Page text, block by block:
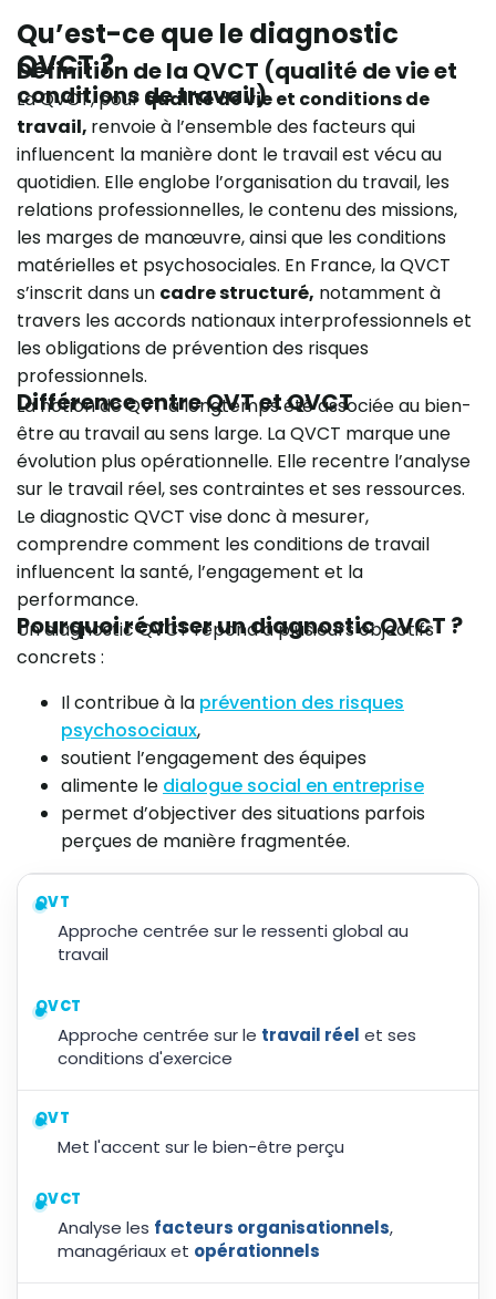
Qu’est-ce que le diagnostic
QVCT ?
Définition de la QVCT (qualité de vie et
conditions de travail)
La QVCT, pour qualité de vie et conditions de
travail, renvoie à l’ensemble des facteurs qui
influencent la manière dont le travail est vécu au
quotidien. Elle englobe l’organisation du travail, les
relations professionnelles, le contenu des missions,
les marges de manœuvre, ainsi que les conditions
matérielles et psychosociales. En France, la QVCT
s’inscrit dans un cadre structuré, notamment à
travers les accords nationaux interprofessionnels et
les obligations de prévention des risques
professionnels.
Différence entre QVT et QVCT
La notion de QVT a longtemps été associée au bien-
être au travail au sens large. La QVCT marque une
évolution plus opérationnelle. Elle recentre l’analyse
sur le travail réel, ses contraintes et ses ressources.
Le diagnostic QVCT vise donc à mesurer,
comprendre comment les conditions de travail
influencent la santé, l’engagement et la
performance.
Pourquoi réaliser un diagnostic QVCT ?
Un diagnostic QVCT répond à plusieurs objectifs
concrets :
Il contribue à la prévention des risques
psychosociaux,
soutient l’engagement des équipes
alimente le dialogue social en entreprise
permet d’objectiver des situations parfois
perçues de manière fragmentée.
QVT
Approche centrée sur le ressenti global au
travail
QVCT
Approche centrée sur le travail réel et ses
conditions d'exercice
QVT
Met l'accent sur le bien-être perçu
QVCT
Analyse les facteurs organisationnels,
managériaux et opérationnels